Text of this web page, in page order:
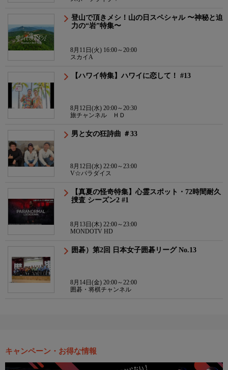
登山で頂きメシ！山の日スペシャル 〜神秘と迫
力の“岩”特集〜
8月11日(火) 16:00～20:00
スカイA
【ハワイ特集】ハワイに恋して！ #13
8月12日(水) 20:00～20:30
旅チャンネル ＨＤ
男と女の狂詩曲 ＃33
8月12日(水) 22:00～23:00
V☆パラダイス
【真夏の怪奇特集】心霊スポット・72時間耐久
捜査 シーズン2 #1
8月13日(木) 22:00～23:00
MONDOTV HD
囲碁）第2回 日本女子囲碁リーグ No.13
8月14日(金) 20:00～22:00
囲碁・将棋チャンネル
キャンペーン・お得な情報